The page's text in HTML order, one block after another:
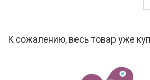
К сожалению, весь товар уже